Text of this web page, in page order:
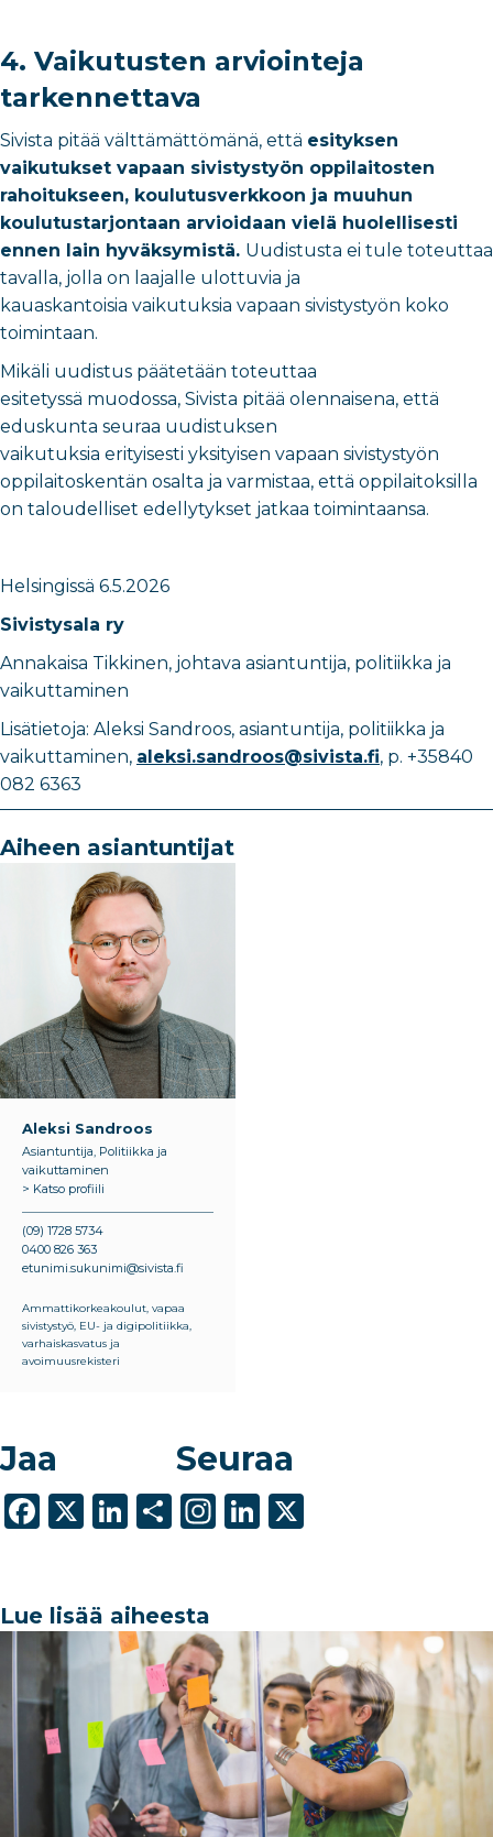
4. Vaikutusten arviointeja
tarkennettava
Sivista pitää välttämättömänä, että esityksen
vaikutukset vapaan sivistystyön oppilaitosten
rahoitukseen, koulutusverkkoon ja muuhun
koulutustarjontaan arvioidaan vielä huolellisesti
ennen lain hyväksymistä. Uudistusta ei tule toteuttaa
tavalla, jolla on laajalle ulottuvia ja
kauaskantoisia vaikutuksia vapaan sivistystyön koko
toimintaan.
Mikäli uudistus päätetään toteuttaa
esitetyssä muodossa, Sivista pitää olennaisena, että
eduskunta seuraa uudistuksen
vaikutuksia erityisesti yksityisen vapaan sivistystyön
oppilaitoskentän osalta ja varmistaa, että oppilaitoksilla
on taloudelliset edellytykset jatkaa toimintaansa.
Helsingissä 6.5.2026
Sivistysala ry
Annakaisa Tikkinen, johtava asiantuntija, politiikka ja
vaikuttaminen
Lisätietoja: Aleksi Sandroos, asiantuntija, politiikka ja
vaikuttaminen, aleksi.sandroos@sivista.fi, p. +35840
082 6363
Aiheen asiantuntijat
Aleksi Sandroos
Asiantuntija, Politiikka ja
vaikuttaminen
> Katso profiili
(09) 1728 5734
0400 826 363
etunimi.sukunimi@sivista.fi
Ammattikorkeakoulut, vapaa
sivistystyö, EU- ja digipolitiikka,
varhaiskasvatus ja
avoimuusrekisteri
Jaa
F
e
b
o
o
k
X
Li
e
dI
n
S
e
Seuraa
In
ra
m
Li
dI
n
Lue lisää aiheesta